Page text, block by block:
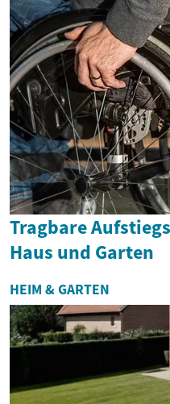
Tragbare
Haus und Garten
HEIM & GARTEN